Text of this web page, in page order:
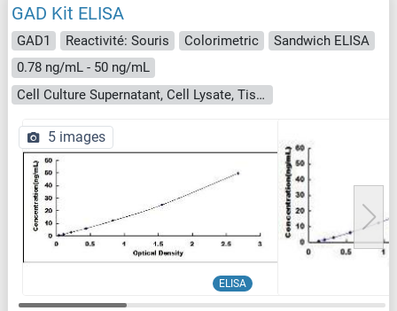
GAD Kit ELISA
GAD1 Reactivité: Souris Colorimetric
Sandwich ELISA
0.78 ng/mL - 50 ng/mL
Cell Culture Supernatant, Cell Lysate, Tissue Homogenate
ELISA
5 images